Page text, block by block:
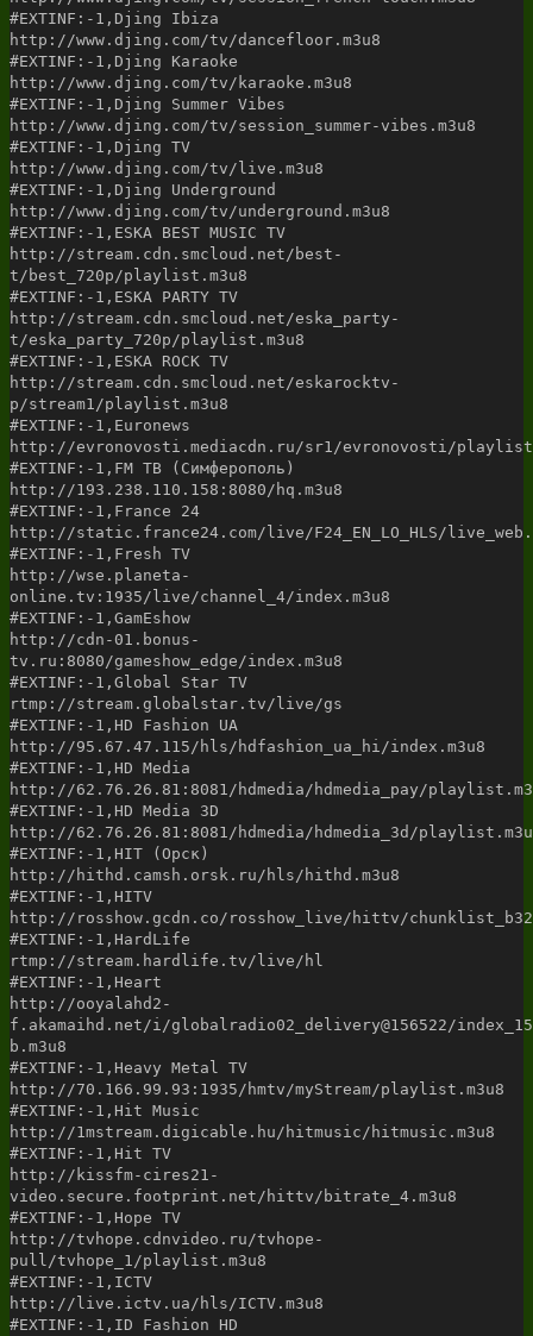
#EXTINF:-1,Djing Ibiza
http://www.djing.com/tv/dancefloor.m3u8
#EXTINF:-1,Djing Karaoke
http://www.djing.com/tv/karaoke.m3u8
#EXTINF:-1,Djing Summer Vibes
http://www.djing.com/tv/session_summer-vibes.m3u8
#EXTINF:-1,Djing TV
http://www.djing.com/tv/live.m3u8
#EXTINF:-1,Djing Underground
http://www.djing.com/tv/underground.m3u8
#EXTINF:-1,ESKA BEST MUSIC TV
http://stream.cdn.smcloud.net/best-
t/best_720p/playlist.m3u8
#EXTINF:-1,ESKA PARTY TV
http://stream.cdn.smcloud.net/eska_party-
t/eska_party_720p/playlist.m3u8
#EXTINF:-1,ESKA ROCK TV
http://stream.cdn.smcloud.net/eskarocktv-
p/stream1/playlist.m3u8
#EXTINF:-1,Euronews
http://evronovosti.mediacdn.ru/sr1/evronovosti/
#EXTINF:-1,FM ТВ (Симферополь)
http://193.238.110.158:8080/hq.m3u8
#EXTINF:-1,France 24
http://static.france24.com/live/F24_EN_LO_HLS/
#EXTINF:-1,Fresh TV
http://wse.planeta-
online.tv:1935/live/channel_4/index.m3u8
#EXTINF:-1,GamEshow
http://cdn-01.bonus-
tv.ru:8080/gameshow_edge/index.m3u8
#EXTINF:-1,Global Star TV
rtmp://stream.globalstar.tv/live/gs
#EXTINF:-1,HD Fashion UA
http://95.67.47.115/hls/hdfashion_ua_hi/index.m3u8
#EXTINF:-1,HD Media
http://62.76.26.81:8081/hdmedia/hdmedia_pay/
#EXTINF:-1,HD Media 3D
http://62.76.26.81:8081/hdmedia/hdmedia_3d/
#EXTINF:-1,HIT (Орск)
http://hithd.camsh.orsk.ru/hls/hithd.m3u8
#EXTINF:-1,HITV
http://rosshow.gcdn.co/rosshow_live/hittv/
#EXTINF:-1,HardLife
rtmp://stream.hardlife.tv/live/hl
#EXTINF:-1,Heart
http://ooyalahd2-
f.akamaihd.net/i/globalradio02_delivery@156522/
b.m3u8
#EXTINF:-1,Heavy Metal TV
http://70.166.99.93:1935/hmtv/myStream/playlist.m3u8
#EXTINF:-1,Hit Music
http://1mstream.digicable.hu/hitmusic/hitmusic.m3u8
#EXTINF:-1,Hit TV
http://kissfm-cires21-
video.secure.footprint.net/hittv/bitrate_4.m3u8
#EXTINF:-1,Hope TV
http://tvhope.cdnvideo.ru/tvhope-
pull/tvhope_1/playlist.m3u8
#EXTINF:-1,ICTV
http://live.ictv.ua/hls/ICTV.m3u8
#EXTINF:-1,ID Fashion HD